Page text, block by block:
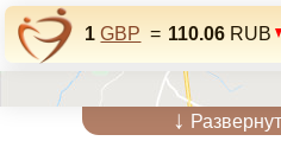
1 GBP = 110.06 RUB
↓